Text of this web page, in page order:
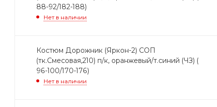
88-92/182-188)
Нет в наличии
Костюм Дорожник (Яркон-2) СОП
(тк.Смесовая,210) п/к, оранжевый/т.синий (ЧЗ) (
96-100/170-176)
Нет в наличии